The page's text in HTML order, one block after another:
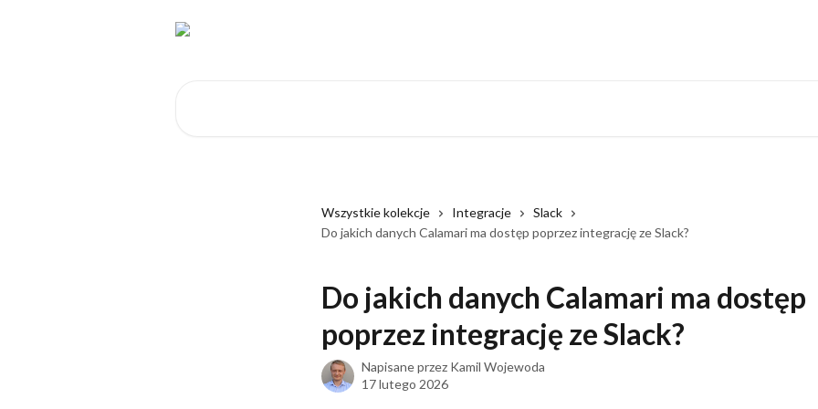
Wszystkie kolekcje Integracje
Slack
Do jakich danych Calamari ma dostęp poprzez integrację ze Slack?
Do jakich danych Calamari ma dostęp
poprzez integrację ze Slack?
Napisane przez Kamil Wojewoda
17 lutego 2026